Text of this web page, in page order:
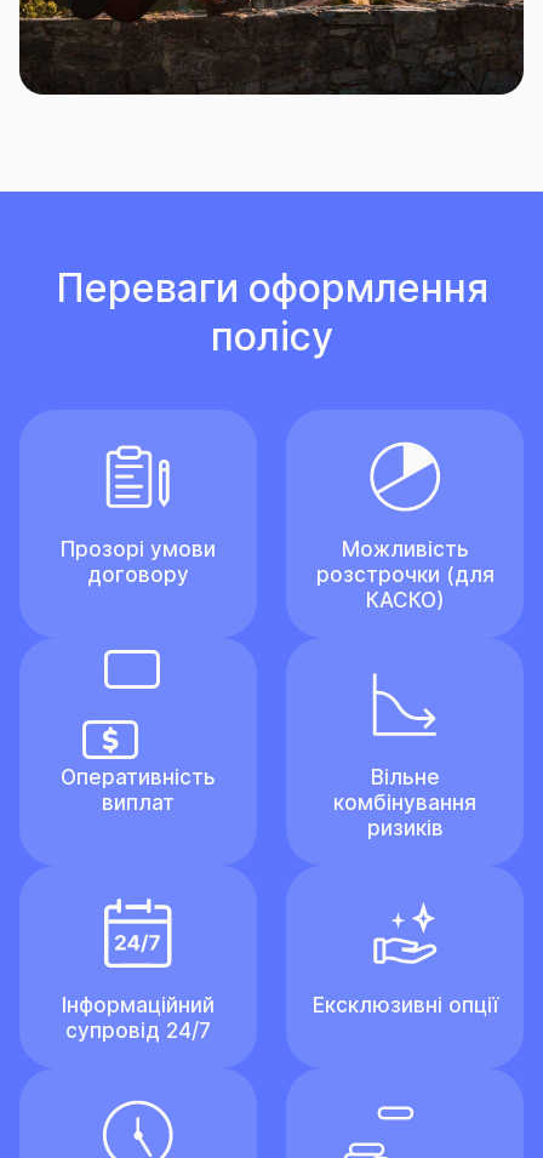
Переваги оформлення
полісу
Прозорі умови
договору
Можливість
розстрочки (для
КАСКО)
Оперативність
виплат
Вільне
комбінування
ризиків
Інформаційний
супровід 24/7
Ексклюзивні опції